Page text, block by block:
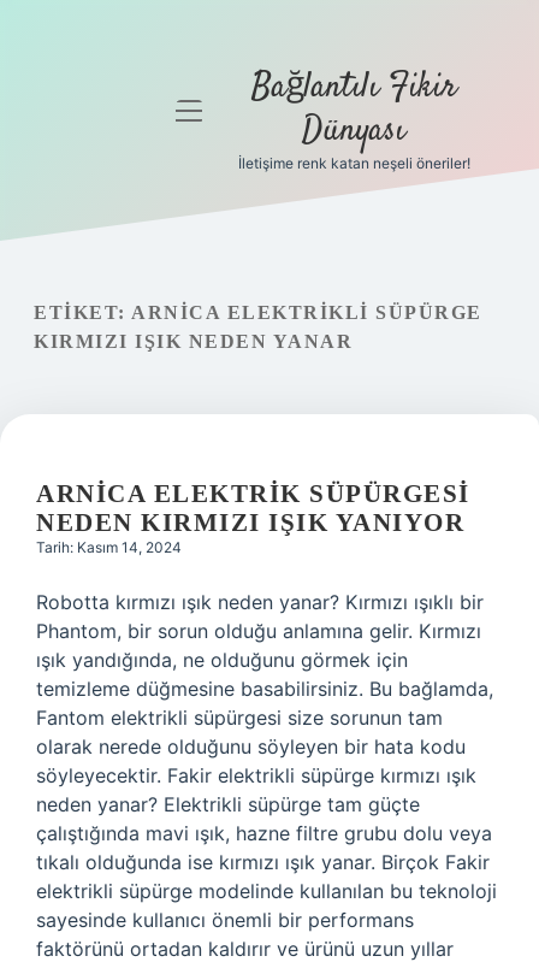
Gizlilik
Yasal Uyarı
menüyü
Bağlantılı Fikir
Dünyası
İletişime renk katan neşeli öneriler!
ETIKET: ARNICA ELEKTRIKLI SÜPÜRGE
KIRMIZI IŞIK NEDEN YANAR
ARNICA ELEKTRIK SÜPÜRGESI
NEDEN KIRMIZI IŞIK YANIYOR
Tarih: Kasım 14, 2024
Robotta kırmızı ışık neden yanar? Kırmızı ışıklı bir
Phantom, bir sorun olduğu anlamına gelir. Kırmızı
ışık yandığında, ne olduğunu görmek için
temizleme düğmesine basabilirsiniz. Bu bağlamda,
Fantom elektrikli süpürgesi size sorunun tam
olarak nerede olduğunu söyleyen bir hata kodu
söyleyecektir. Fakir elektrikli süpürge kırmızı ışık
neden yanar? Elektrikli süpürge tam güçte
çalıştığında mavi ışık, hazne filtre grubu dolu veya
tıkalı olduğunda ise kırmızı ışık yanar. Birçok Fakir
elektrikli süpürge modelinde kullanılan bu teknoloji
sayesinde kullanıcı önemli bir performans
faktörünü ortadan kaldırır ve ürünü uzun yıllar